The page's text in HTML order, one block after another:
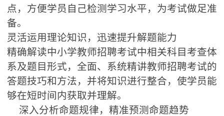
点，方便学员自己检测学习水平，为考试做足准
备。
灵活运用理论知识，迅速提升解题能力
精确解读中小学教师招聘考试中相关科目考查体
系及题目形式，全面、系统精讲教师招聘考试的
答题技巧和方法，并将知识进行整合，使学员能
够在短时间内获取并理解。
深入分析命题规律，精准预测命题趋势